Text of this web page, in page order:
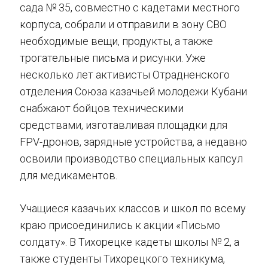
сада № 35, совместно с кадетами местного
корпуса, собрали и отправили в зону СВО
необходимые вещи, продукты, а также
трогательные письма и рисунки. Уже
несколько лет активисты Отрадненского
отделения Союза казачьей молодежи Кубани
снабжают бойцов техническими
средствами, изготавливая площадки для
FPV-дронов, зарядные устройства, а недавно
освоили производство специальных капсул
для медикаментов.
Учащиеся казачьих классов и школ по всему
краю присоединились к акции «Письмо
солдату». В Тихорецке кадеты школы № 2, а
также студенты Тихорецкого техникума,